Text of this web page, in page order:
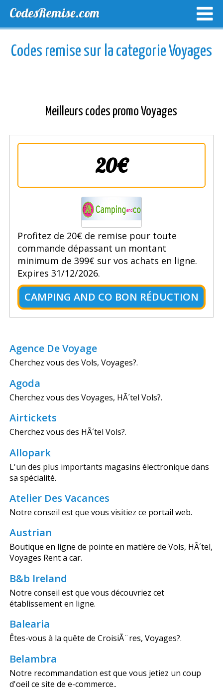
CodesRemise.com
NOUVELLES MAGASINS
Codes remise sur la categorie Voyages
Meilleurs codes promo Voyages
20€
Profitez de 20€ de remise pour toute
commande dépassant un montant
minimum de 399€ sur vos achats en ligne.
Expires 31/12/2026.
CAMPING AND CO BON RÉDUCTION
Agence De Voyage
Cherchez vous des Vols, Voyages?.
Agoda
Cherchez vous des Voyages, HÃ´tel Vols?.
Airtickets
Cherchez vous des HÃ´tel Vols?.
Allopark
L'un des plus importants magasins électronique dans
sa spécialité.
Atelier Des Vacances
Notre conseil est que vous visitiez ce portail web.
Austrian
Boutique en ligne de pointe en matière de Vols, HÃ´tel,
Voyages Rent a car.
B&b Ireland
Notre conseil est que vous découvriez cet
établissement en ligne.
Balearia
Êtes-vous à la quête de CroisiÃ¨res, Voyages?.
Belambra
Notre recommandation est que vous jetiez un coup
d'oeil ce site de e-commerce..